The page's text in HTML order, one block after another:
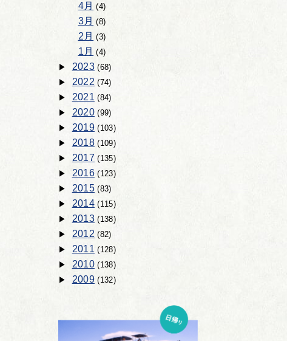
4月 (4)
3月 (8)
2月 (3)
1月 (4)
2023(68)
2022 (74)
2021(84)
2020(99)
2019(103)
2018(109)
2017 (135)
2016(123)
2015(83)
2014(115)
2013(138)
2012(82)
2011(128)
2010(138)
2009(132)